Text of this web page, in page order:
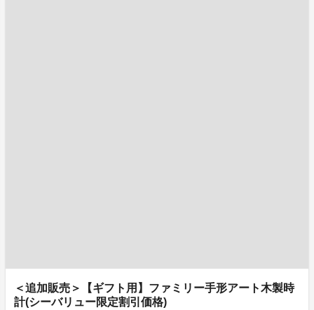
＜追加販売＞【ギフト用】ファミリー手形アート木製時
計(シーバリュー限定割引価格)